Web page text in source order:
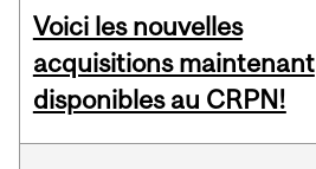
Voici les nouvelles
acquisitions maintenant
disponibles au CRPN!